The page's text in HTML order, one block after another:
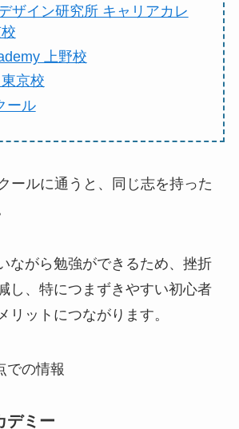
ザイン研究所 キャリアカレ
上野校
京校
ール
ールに通うと、同じ志を持った
ながら勉強ができるため、挫折
し、特につまずきやすい初心者
リットにつながります。
での情報
デミー